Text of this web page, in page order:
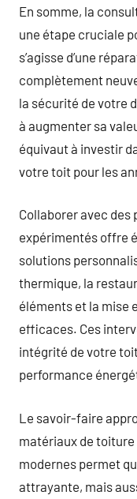
En somme, la
une étape cruciale
s’agisse d’une
complètement
la sécurité de votre
à augmenter sa
équivaut à investir
votre toit pour les
Collaborer avec des
expérimentés offre
solutions
thermique, la
éléments et la mise
efficaces. Ces
intégrité de votre
performance
Le savoir-faire
matériaux de
modernes permet
attrayante, mais